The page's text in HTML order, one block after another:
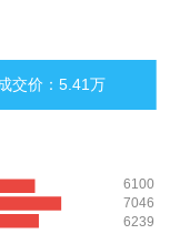
交价：5.41万
6100
7046
6239